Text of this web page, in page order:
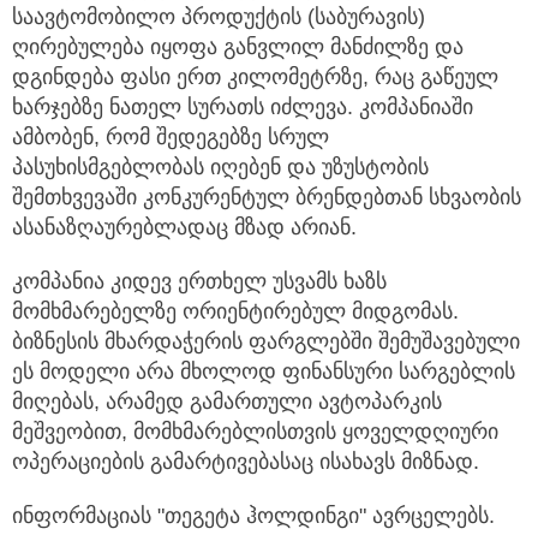
საავტომობილო პროდუქტის (საბურავის)
ღირებულება იყოფა განვლილ მანძილზე და
დგინდება ფასი ერთ კილომეტრზე, რაც გაწეულ
ხარჯებზე ნათელ სურათს იძლევა. კომპანიაში
ამბობენ, რომ შედეგებზე სრულ
პასუხისმგებლობას იღებენ და უზუსტობის
შემთხვევაში კონკურენტულ ბრენდებთან სხვაობის
ასანაზღაურებლადაც მზად არიან.
კომპანია კიდევ ერთხელ უსვამს ხაზს
მომხმარებელზე ორიენტირებულ მიდგომას.
ბიზნესის მხარდაჭერის ფარგლებში შემუშავებული
ეს მოდელი არა მხოლოდ ფინანსური სარგებლის
მიღებას, არამედ გამართული ავტოპარკის
მეშვეობით, მომხმარებლისთვის ყოველდღიური
ოპერაციების გამარტივებასაც ისახავს მიზნად.
ინფორმაციას "თეგეტა ჰოლდინგი" ავრცელებს.